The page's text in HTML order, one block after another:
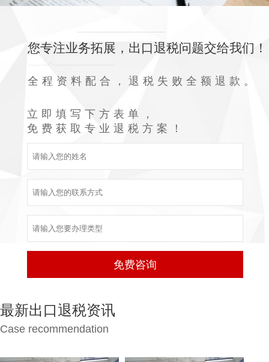
您专注业务拓展，出口退税问题交给我们！
全程资料配合，退税失败全额退款。
立即填写下方表单，
免费获取专业退税方案！
最新出口退税资讯
Case recommendation